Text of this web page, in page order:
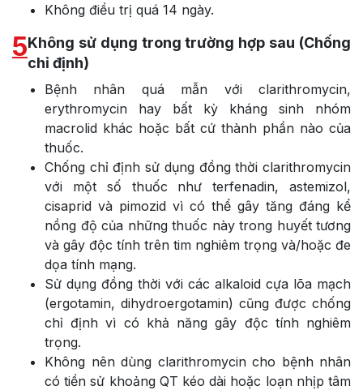
Không điều trị quá 14 ngày.
5Không sử dụng trong trường hợp sau (Chống
chỉ định)
Bệnh nhân quá mẫn với clarithromycin,
erythromycin hay bất kỳ kháng sinh nhóm
macrolid khác hoặc bất cứ thành phần nào của
thuốc.
Chống chỉ định sử dụng đồng thời clarithromycin
với một số thuốc như terfenadin, astemizol,
cisaprid và pimozid vì có thể gây tăng đáng kể
nồng độ của những thuốc này trong huyết tương
và gây độc tính trên tim nghiêm trọng và/hoặc đe
dọa tính mạng.
Sử dụng đồng thời với các alkaloid cựa lõa mạch
(ergotamin, dihydroergotamin) cũng được chống
chỉ định vì có khả năng gây độc tính nghiêm
trọng.
Không nên dùng clarithromycin cho bệnh nhân
có tiền sử khoảng QT kéo dài hoặc loạn nhịp tâm